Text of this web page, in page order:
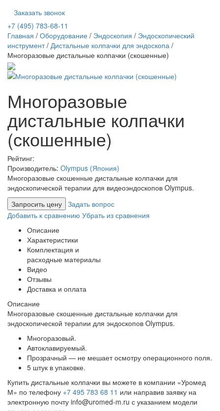
Заказать звонок
+7 (495) 783-68-11
Главная / Оборудование / Эндоскопия / Эндоскопический
инструмент/ Дистальные колпачки для эндоскопа /
Многоразовые дистальные колпачки (скошенные)
Многоразовые
дистальные колпачки
(скошенные)
Рейтинг:
Производитель: Olympus (Япония)
Многоразовые скошенные дистальные колпачки для
эндоскопической терапии для видеоэндоскопов Olympus.
Запросить цену Задать вопрос
Добавить к сравнению Убрать из сравнения
Описание
Характеристики
Комплектация и
расходные материалы
Видео
Отзывы
Доставка и оплата
Описание
Многоразовые скошенные дистальные колпачки для
эндоскопической терапии для эндоскопов Olympus.
Многоразовый.
Автоклавируемый.
Прозрачный — не мешает осмотру операционного поля.
5 штук в упаковке.
Купить дистальные колпачки вы можете в компании «Уромед
М» по телефону +7 495 783 68 11 или направив заявку на
электронную почту info@uromed-m.ru с указанием модели